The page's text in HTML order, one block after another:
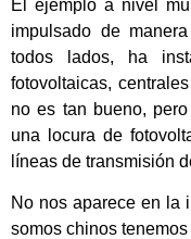
El ejemplo a nivel
impulsado de
todos lados, ha
fotovoltaicas,
no es tan bueno,
una locura de
líneas de transmisión
No nos aparece en la
somos chinos